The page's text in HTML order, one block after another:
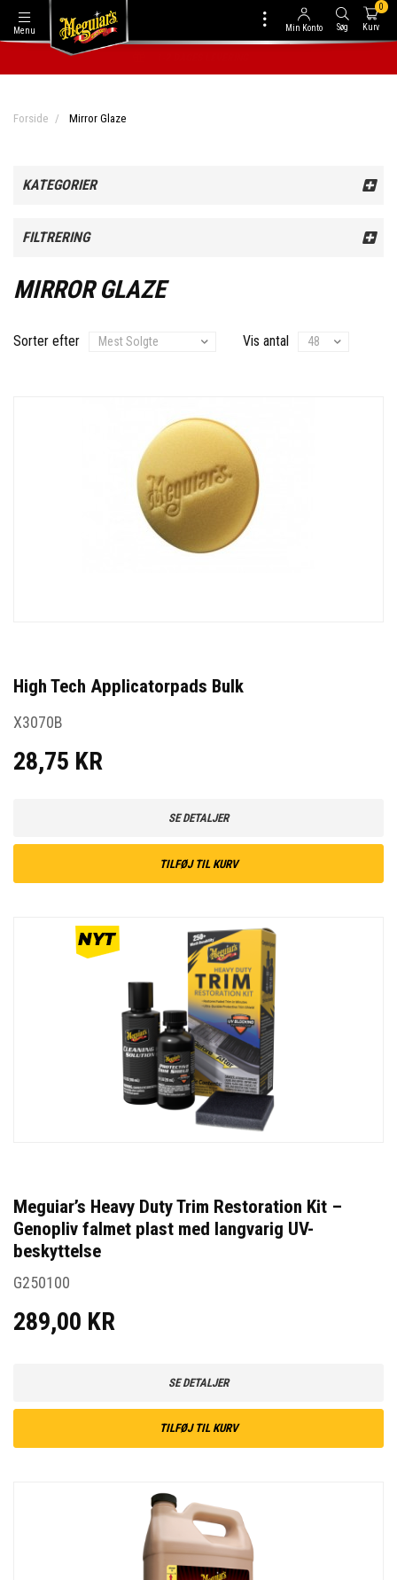
Menu Min Konto Søg Kurv
0
Forside Mirror Glaze
KATEGORIER
FILTRERING
MIRROR GLAZE
Sorter efter Vis antal
High Tech Applicatorpads Bulk
X3070B
28,75 KR
SE DETALJER
TILFØJ TIL KURV
Meguiar’s Heavy Duty Trim Restoration Kit –
Genopliv falmet plast med langvarig UV-
beskyttelse
G250100
289,00 KR
SE DETALJER
TILFØJ TIL KURV